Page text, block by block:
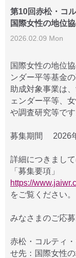
第10回赤松・コ
国際女性の地位
2026.02.09 Mon
国際女性の地位
ンダー平等基金
助成対象事業は
ェンダー平等、
や調査研究等です
募集期間 2026
詳細につきまし
「募集要項」
https://
をご覧ください。
みなさまのご応
赤松・コルティ
せ先：国際女性